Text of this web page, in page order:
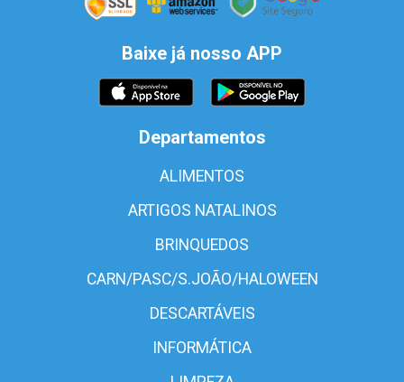
Baixe já nosso APP
Departamentos
ALIMENTOS
ARTIGOS NATALINOS
BRINQUEDOS
CARN/PASC/S.JOÃO/HALOWEEN
DESCARTÁVEIS
INFORMÁTICA